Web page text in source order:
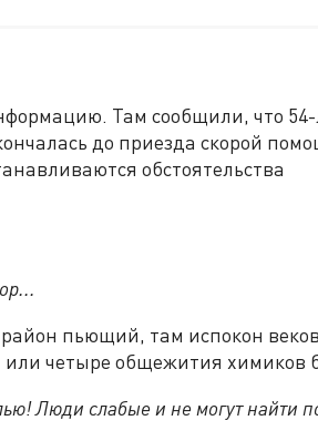
Там сообщили, что
до приезда скорой
обстоятельства
пьющий, там испокон
или четыре общежития химиков
Люди слабые и не могут найти